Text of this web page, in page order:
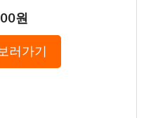
원
러가기